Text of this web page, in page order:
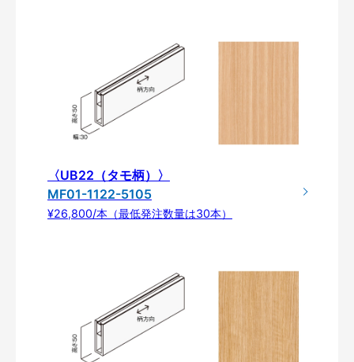
〈UB22（タモ柄）〉
MF01-1122-5105
¥26,800/本（最低発注数量は30本）